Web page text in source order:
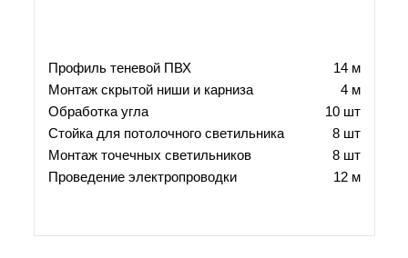
Профиль теневой ПВХ
14 м
Монтаж скрытой ниши и карниза
4 м
Обработка угла
10 шт
Стойка для потолочного светильника
8 шт
Монтаж точечных светильников
8 шт
Проведение электропроводки
12 м